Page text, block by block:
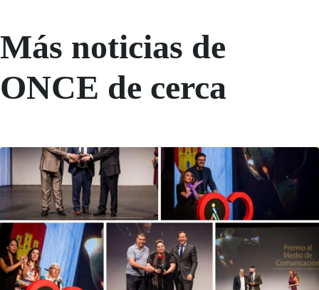
Más noticias de
ONCE de cerca